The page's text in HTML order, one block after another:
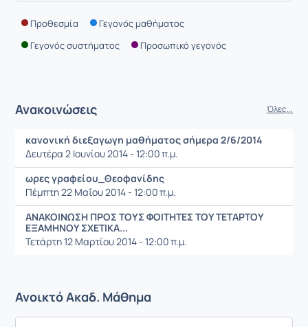
Προθεσμία
Γεγονός μαθήματος
Γεγονός συστήματος
Προσωπικό γεγονός
Ανακοινώσεις Όλες...
κανονική διεξαγωγη μαθήματος σήμερα 2/6/2014
Δευτέρα 2 Ιουνίου 2014 - 12:00 π.μ.
ωρες γραφείου_Θεοφανίδης
Πέμπτη 22 Μαΐου 2014 - 12:00 π.μ.
ΑΝΑΚΟΙΝΩΣΗ ΠΡΟΣ ΤΟΥΣ ΦΟΙΤΗΤΕΣ ΤΟΥ ΤΕΤΑΡΤΟΥ
ΕΞΑΜΗΝΟΥ ΣΧΕΤΙΚΑ...
Τετάρτη 12 Μαρτίου 2014 - 12:00 π.μ.
Ανοικτό Ακαδ. Μάθημα